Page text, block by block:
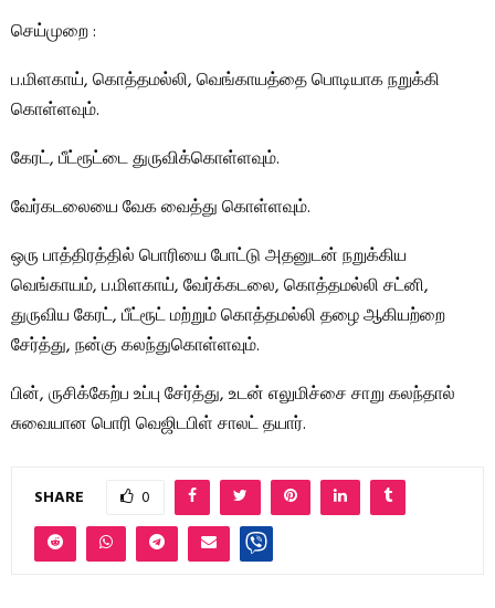
செய்முறை :
ப.மிளகாய், கொத்தமல்லி, வெங்காயத்தை பொடியாக நறுக்கி
கொள்ளவும்.
கேரட், பீட்ரூட்டை துருவிக்கொள்ளவும்.
வேர்கடலையை வேக வைத்து கொள்ளவும்.
ஒரு பாத்திரத்தில் பொரியை போட்டு அதனுடன் நறுக்கிய
வெங்காயம், ப.மிளகாய், வேர்க்கடலை, கொத்தமல்லி சட்னி,
துருவிய கேரட், பீட்ரூட் மற்றும் கொத்தமல்லி தழை ஆகியற்றை
சேர்த்து, நன்கு கலந்துகொள்ளவும்.
பின், ருசிக்கேற்ப உப்பு சேர்த்து, உடன் எலுமிச்சை சாறு கலந்தால்
சுவையான பொரி வெஜிடபிள் சாலட் தயார்.
SHARE 0